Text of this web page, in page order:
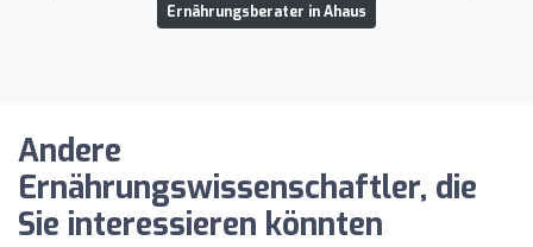
Ernährungsberater in Ahaus
Andere
Ernährungswissenschaftler, die
Sie interessieren könnten